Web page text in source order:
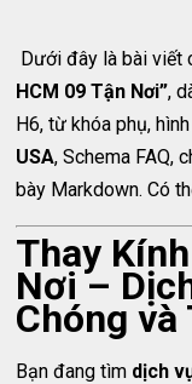
Dưới đây là bài viết
HCM 09 Tận Nơi”,
H6, từ khóa phụ,
USA, Schema FAQ,
bày Markdown. Có
Thay
Nơi –
Chóng và
Bạn đang tìm dịch